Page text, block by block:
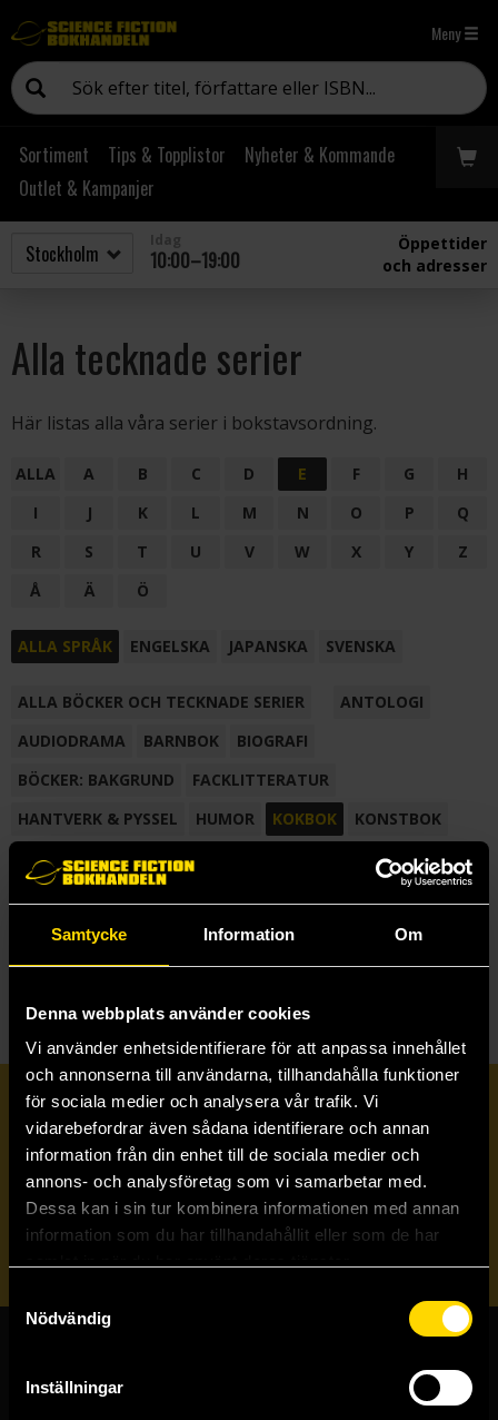
Samtycke Information Om
Denna webbplats använder cookies
Vi använder enhetsidentifierare för att anpassa innehållet
och annonserna till användarna, tillhandahålla funktioner
för sociala medier och analysera vår trafik. Vi
vidarebefordrar även sådana identifierare och annan
information från din enhet till de sociala medier och
annons- och analysföretag som vi samarbetar med.
Dessa kan i sin tur kombinera informationen med annan
information som du har tillhandahållit eller som de har
Nödvändig
Inställningar
Meny
Sortiment Tips & Topplistor
Nyheter & Kommande
Outlet & Kampanjer
10:00–19:00
Öppettider
och adresser
Alla tecknade serier
Här listas alla våra serier i bokstavsordning.
ALLA A B C D E F G
H
I
J K L M N O P
Q
R
S T U V W X Y
Z
Å
Ä Ö
ALLA SPRÅK ENGELSKA JAPANSKA SVENSKA
ALLA BÖCKER OCH TECKNADE SERIER
ANTOLOGI
AUDIODRAMA
BARNBOK
BIOGRAFI
BÖCKER: BAKGRUND
FACKLITTERATUR
HANTVERK & PYSSEL
HUMOR KOKBOK
KONSTBOK
KORTROMAN
LÄROBOK
NOVELL
SAMLINGSVOLYM
TECKNA & MÅLA TECKNAD SERIE
Prenumerera på vårt nyhetsbrev
Veckobrevet
Skicka
Butiker & kundtjänst